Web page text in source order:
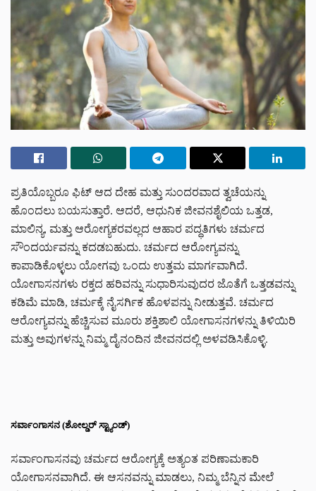
ಪ್ರತಿಯೊಬ್ಬರೂ ಫಿಟ್ ಆದ ದೇಹ ಮತ್ತು ಸುಂದರವಾದ ತ್ವಚೆಯನ್ನು
ಹೊಂದಲು ಬಯಸುತ್ತಾರೆ. ಆದರೆ, ಆಧುನಿಕ ಜೀವನಶೈಲಿಯ ಒತ್ತಡ,
ಮಾಲಿನ್ಯ, ಮತ್ತು ಆರೋಗ್ಯಕರವಲ್ಲದ ಆಹಾರ ಪದ್ಧತಿಗಳು ಚರ್ಮದ
ಸೌಂದರ್ಯವನ್ನು ಕದಡಬಹುದು. ಚರ್ಮದ ಆರೋಗ್ಯವನ್ನು
ಕಾಪಾಡಿಕೊಳ್ಳಲು ಯೋಗವು ಒಂದು ಉತ್ತಮ ಮಾರ್ಗವಾಗಿದೆ.
ಯೋಗಾಸನಗಳು ರಕ್ತದ ಹರಿವನ್ನು ಸುಧಾರಿಸುವುದರ ಜೊತೆಗೆ ಒತ್ತಡವನ್ನು
ಕಡಿಮೆ ಮಾಡಿ, ಚರ್ಮಕ್ಕೆ ನೈಸರ್ಗಿಕ ಹೊಳಪನ್ನು ನೀಡುತ್ತವೆ. ಚರ್ಮದ
ಆರೋಗ್ಯವನ್ನು ಹೆಚ್ಚಿಸುವ ಮೂರು ಶಕ್ತಿಶಾಲಿ ಯೋಗಾಸನಗಳನ್ನು ತಿಳಿಯಿರಿ
ಮತ್ತು ಅವುಗಳನ್ನು ನಿಮ್ಮ ದೈನಂದಿನ ಜೀವನದಲ್ಲಿ ಅಳವಡಿಸಿಕೊಳ್ಳಿ.
ಸರ್ವಾಂಗಾಸನ (ಶೋಲ್ಡರ್ ಸ್ಟ್ಯಾಂಡ್)
ಸರ್ವಾಂಗಾಸನವು ಚರ್ಮದ ಆರೋಗ್ಯಕ್ಕೆ ಅತ್ಯಂತ ಪರಿಣಾಮಕಾರಿ
ಯೋಗಾಸನವಾಗಿದೆ. ಈ ಆಸನವನ್ನು ಮಾಡಲು, ನಿಮ್ಮ ಬೆನ್ನಿನ ಮೇಲೆ